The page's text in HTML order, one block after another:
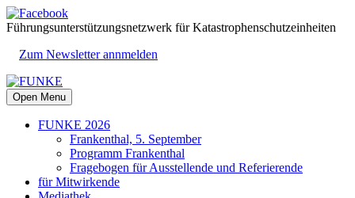
Führungsunterstützungsnetzwerk für Katastrophenschutzeinheiten
Zum Newsletter annmelden
Open Menu
FUNKE 2026
Frankenthal, 5. September
Programm Frankenthal
Fragebogen für Ausstellende und Referierende
für Mitwirkende